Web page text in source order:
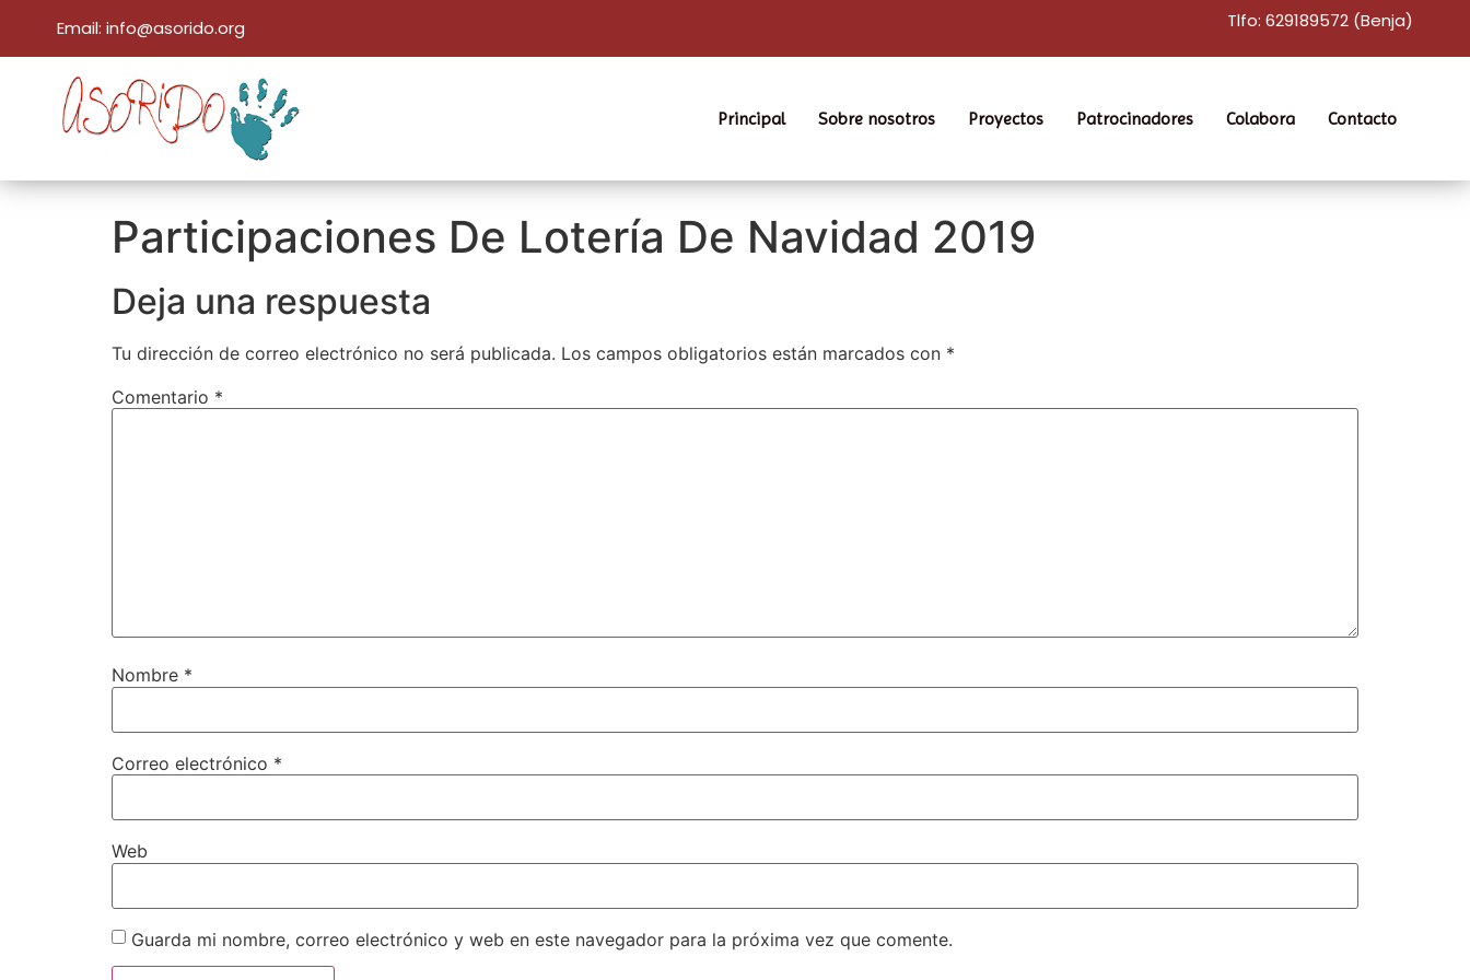
Email: info@asorido.org Tlfo: 629189572 (Benja)
Principal Sobre nosotros Proyectos Patrocinadores Colabora Contacto
Participaciones De Lotería De Navidad 2019
Deja una respuesta
Tu dirección de correo electrónico no será publicada. Los campos obligatorios están marcados con *
Comentario *
Nombre *
Correo electrónico *
Web
Guarda mi nombre, correo electrónico y web en este navegador para la próxima vez que comente.